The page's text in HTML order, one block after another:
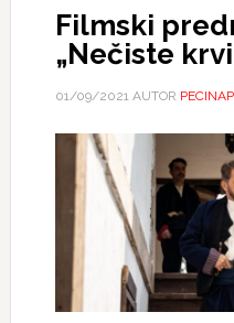
Filmski
„Nečiste
01/09/2021AUTOR